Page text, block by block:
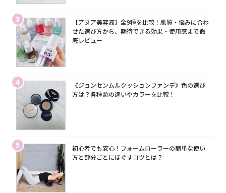
3
【アヌア美容液】全9種を比較！肌質・悩みに合わ
せた選び方から、期待できる効果・使用感まで徹
底レビュー
4
《ジョンセンムルクッションファンデ》色の選び
方は？各種類の違いやカラーを比較！
5
初心者でも安心！フォームローラーの簡単な使い
方と部分ごとにほぐすコツとは？